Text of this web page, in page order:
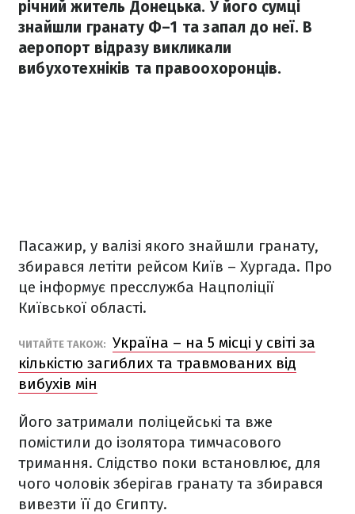
річний житель Донецька. У його сумці
знайшли гранату Ф–1 та запал до неї. В
аеропорт відразу викликали
вибухотехніків та правоохоронців.
Пасажир, у валізі якого знайшли гранату,
збирався летіти рейсом Київ – Хургада. Про
це інформує пресслужба Нацполіції
Київської області.
ЧИТАЙТЕ ТАКОЖ: Україна – на 5 місці у світі за
кількістю загиблих та травмованих від
вибухів мін
Його затримали поліцейські та вже
помістили до ізолятора тимчасового
тримання. Слідство поки встановлює, для
чого чоловік зберігав гранату та збирався
вивезти її до Єгипту.